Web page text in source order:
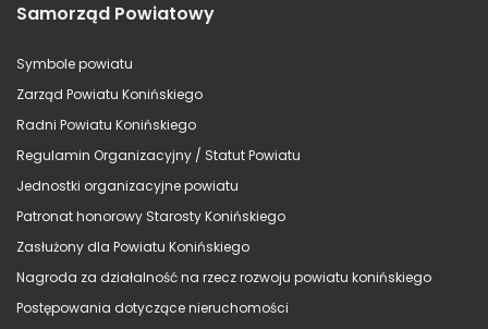
Samorząd Powiatowy
Symbole powiatu
Zarząd Powiatu Konińskiego
Radni Powiatu Konińskiego
Regulamin Organizacyjny / Statut Powiatu
Jednostki organizacyjne powiatu
Patronat honorowy Starosty Konińskiego
Zasłużony dla Powiatu Konińskiego
Nagroda za działalność na rzecz rozwoju powiatu konińskiego
Postępowania dotyczące nieruchomości